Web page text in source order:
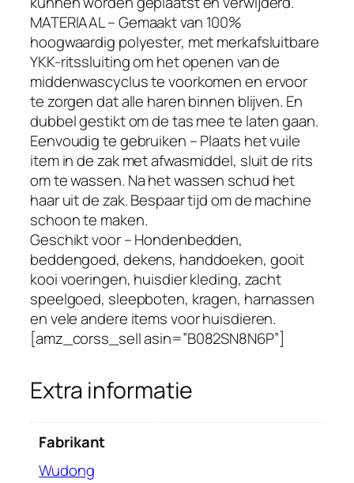
o
o
r
h
u
i
s
d
i
e
r
b
e
d
d
e
n
e
MATERIAAL – Gemaakt van 100%
hoogwaardig polyester, met merkafsluitbare
YKK-ritssluiting om het openen van de
middenwascyclus te voorkomen en ervoor
te zorgen dat alle haren binnen blijven. En
dubbel gestikt om de tas mee te laten gaan.
Eenvoudig te gebruiken – Plaats het vuile
item in de zak met afwasmiddel, sluit de rits
om te wassen. Na het wassen schud het
haar uit de zak. Bespaar tijd om de machine
schoon te maken.
Geschikt voor – Hondenbedden,
beddengoed, dekens, handdoeken, gooit
kooi voeringen, huisdier kleding, zacht
speelgoed, sleepboten, kragen, harnassen
en vele andere items voor huisdieren.
[amz_corss_sell asin=”B082SN8N6P”]
Extra informatie
Fabrikant
‎Wudong